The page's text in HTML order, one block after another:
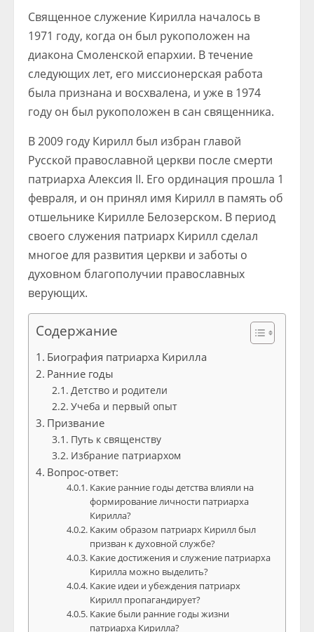
Священное служение Кирилла началось в
1971 году, когда он был рукоположен на
диакона Смоленской епархии. В течение
следующих лет, его миссионерская работа
была признана и восхвалена, и уже в 1974
году он был рукоположен в сан священника.
В 2009 году Кирилл был избран главой
Русской православной церкви после смерти
патриарха Алексия II. Его ординация прошла 1
февраля, и он принял имя Кирилл в память об
отшельнике Кирилле Белозерском. В период
своего служения патриарх Кирилл сделал
многое для развития церкви и заботы о
духовном благополучии православных
верующих.
Содержание
Биография патриарха Кирилла
Ранние годы
Детство и родители
Учеба и первый опыт
Призвание
Путь к священству
Избрание патриархом
Вопрос-ответ:
Какие ранние годы детства влияли на
формирование личности патриарха
Кирилла?
Каким образом патриарх Кирилл был
призван к духовной службе?
Какие достижения и служение патриарха
Кирилла можно выделить?
Какие идеи и убеждения патриарх
Кирилл пропагандирует?
Какие были ранние годы жизни
патриарха Кирилла?